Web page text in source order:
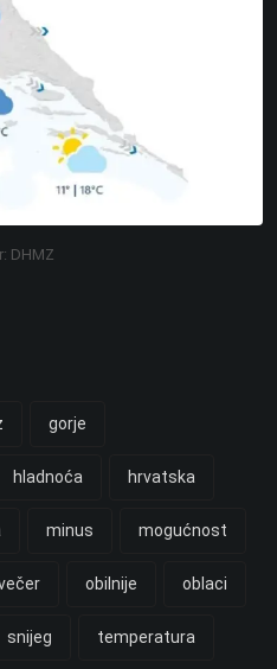
DHMZ
gorje
hladnoća hrvatska
minus mogućnost
obilnije oblaci
snijeg temperatura